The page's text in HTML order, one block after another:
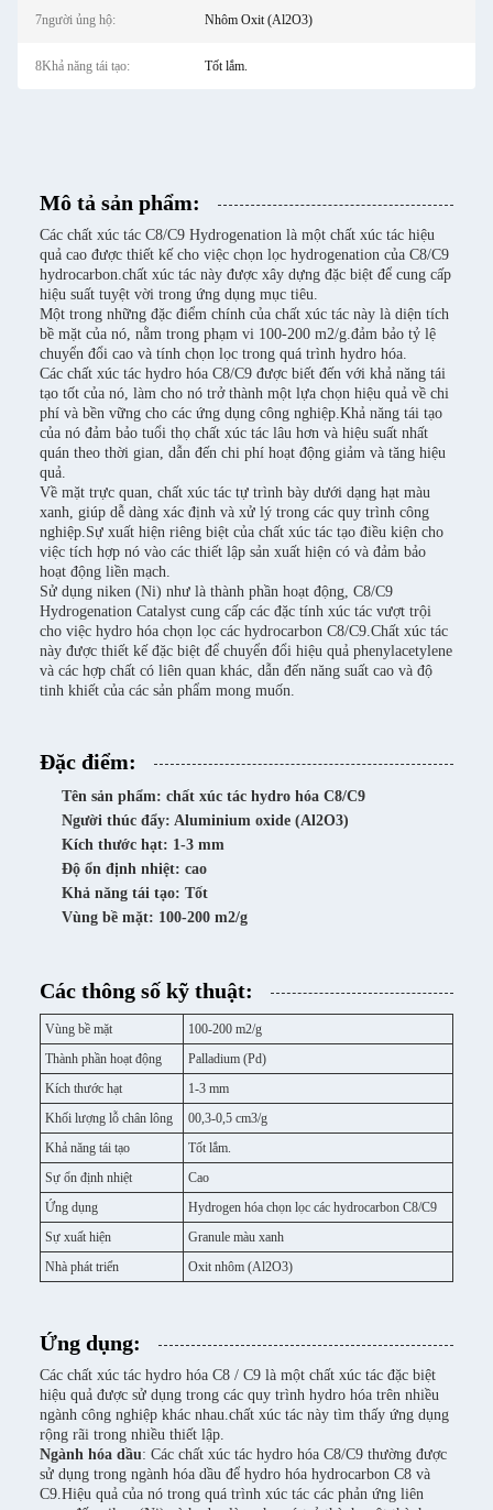
7người ủng hộ: Nhôm Oxit (Al2O3)
8Khả năng tái tạo: Tốt lắm.
Mô tả sản phẩm:
Các chất xúc tác C8/C9 Hydrogenation là một chất xúc tác hiệu
quả cao được thiết kế cho việc chọn lọc hydrogenation của C8/C9
hydrocarbon.chất xúc tác này được xây dựng đặc biệt để cung cấp
hiệu suất tuyệt vời trong ứng dụng mục tiêu.
Một trong những đặc điểm chính của chất xúc tác này là diện tích
bề mặt của nó, nằm trong phạm vi 100-200 m2/g.đảm bảo tỷ lệ
chuyển đổi cao và tính chọn lọc trong quá trình hydro hóa.
Các chất xúc tác hydro hóa C8/C9 được biết đến với khả năng tái
tạo tốt của nó, làm cho nó trở thành một lựa chọn hiệu quả về chi
phí và bền vững cho các ứng dụng công nghiệp.Khả năng tái tạo
của nó đảm bảo tuổi thọ chất xúc tác lâu hơn và hiệu suất nhất
quán theo thời gian, dẫn đến chi phí hoạt động giảm và tăng hiệu
quả.
Về mặt trực quan, chất xúc tác tự trình bày dưới dạng hạt màu
xanh, giúp dễ dàng xác định và xử lý trong các quy trình công
nghiệp.Sự xuất hiện riêng biệt của chất xúc tác tạo điều kiện cho
việc tích hợp nó vào các thiết lập sản xuất hiện có và đảm bảo
hoạt động liền mạch.
Sử dụng niken (Ni) như là thành phần hoạt động, C8/C9
Hydrogenation Catalyst cung cấp các đặc tính xúc tác vượt trội
cho việc hydro hóa chọn lọc các hydrocarbon C8/C9.Chất xúc tác
này được thiết kế đặc biệt để chuyển đổi hiệu quả phenylacetylene
và các hợp chất có liên quan khác, dẫn đến năng suất cao và độ
tinh khiết của các sản phẩm mong muốn.
Đặc điểm:
Tên sản phẩm: chất xúc tác hydro hóa C8/C9
Người thúc đẩy: Aluminium oxide (Al2O3)
Kích thước hạt: 1-3 mm
Độ ổn định nhiệt: cao
Khả năng tái tạo: Tốt
Vùng bề mặt: 100-200 m2/g
Các thông số kỹ thuật:
Vùng bề mặt
100-200 m2/g
Thành phần hoạt động
Palladium (Pd)
Kích thước hạt
1-3 mm
Khối lượng lỗ chân lông
00,3-0,5 cm3/g
Khả năng tái tạo
Tốt lắm.
Sự ổn định nhiệt
Cao
Ứng dụng
Hydrogen hóa chọn lọc các hydrocarbon C8/C9
Sự xuất hiện
Granule màu xanh
Nhà phát triển
Oxit nhôm (Al2O3)
Ứng dụng:
Các chất xúc tác hydro hóa C8 / C9 là một chất xúc tác đặc biệt
hiệu quả được sử dụng trong các quy trình hydro hóa trên nhiều
ngành công nghiệp khác nhau.chất xúc tác này tìm thấy ứng dụng
rộng rãi trong nhiều thiết lập.
Ngành hóa dầu: Các chất xúc tác hydro hóa C8/C9 thường được
sử dụng trong ngành hóa dầu để hydro hóa hydrocarbon C8 và
C9.Hiệu quả của nó trong quá trình xúc tác các phản ứng liên